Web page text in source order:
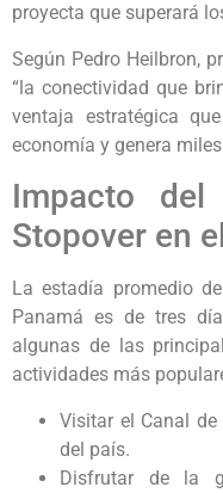
proyecta que superará
Según Pedro Heilbron,
“la conectividad que
ventaja estratégica
economía y genera
Impacto del
Stopover en
La estadía promedio
Panamá es de tres
algunas de las
actividades más
Visitar el Canal
del país.
Disfrutar de la